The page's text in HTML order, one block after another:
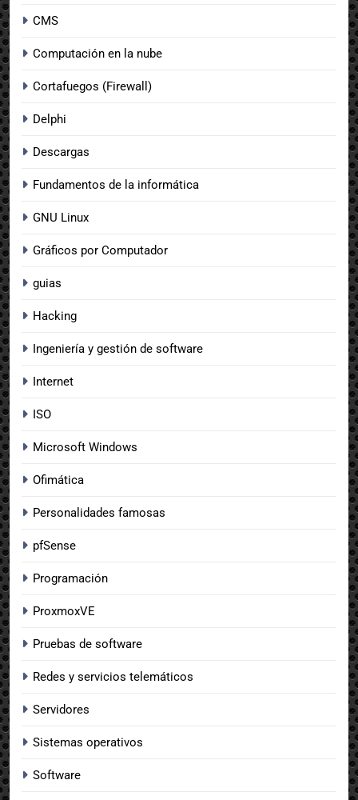
CMS
Computación en la nube
Cortafuegos (Firewall)
Delphi
Descargas
Fundamentos de la informática
GNU Linux
Gráficos por Computador
guias
Hacking
Ingeniería y gestión de software
Internet
ISO
Microsoft Windows
Ofimática
Personalidades famosas
pfSense
Programación
ProxmoxVE
Pruebas de software
Redes y servicios telemáticos
Servidores
Sistemas operativos
Software